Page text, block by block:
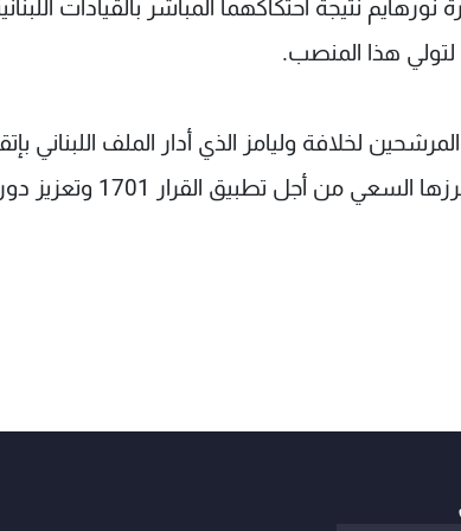
نتيجة احتكاكهما المباشر بالقيادات
هذا المنصب.
لخلافة وليامز الذي أدار الملف اللبناني
سيما في المواضيع المشتركة بين لبنان والأمم المتحدة وأبرزها السعي من أجل تطبيق القرار 1701 وتعزيز دور